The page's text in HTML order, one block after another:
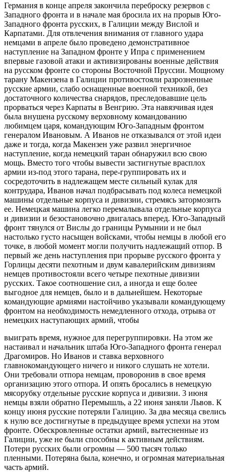
Германия в конце апреля закончила переброску резервов с
Западного фронта и в начале мая бросила их на прорыв Юго-
Западного фронта русских, в Галиции между Вислой и
Карпатами. Для отвлечения внимания от главного удара
немцами в апреле было проведено демонстративное
наступление на Западном фронте у Ипра с применением
впервые газовой атаки и активизированы военные действия
на русском фронте со стороны Восточной Пруссии. Мощному
тарану Макензена в Галиции противостояли разрозненные
русские армии, слабо оснащенные военной техникой, без
достаточного количества снарядов, преследовавшие цель
прорваться через Карпаты в Венгрию. Эта навязчивая идея
была внушена русскому верховному командованию
любимцем царя, командующим Юго-Западным фронтом
генералом Ивановым. А Иванов не отказывался от этой идеи
даже и тогда, когда Макензен уже развил энергичное
наступление, когда немецкий таран обнаружил всю свою
мощь. Вместо того чтобы вывести застигнутые врасплох
армии из-под этого тарана, пере-группировать их и
сосредоточить в надлежащем месте сильный кулак для
контрудара, Иванов начал подбрасывать под колеса немецкой
машины отдельные корпуса и дивизии, стремясь затормозить
ее. Немецкая машина легко перемалывала отдельные корпуса
и дивизии и безостановочно двигалась вперед. Юго-Западный
фронт тянулся от Вислы до границы Румынии и не был
настолько густо насыщен войсками, чтобы немцы в любой его
точке, в любой момент могли получить надлежащий отпор. В
первый же день наступления при прорыве русского фронта у
Горлицы десяти пехотным и двум кавалерийским дивизиям
немцев противостояли всего четыре пехотные дивизии
русских. Такое соотношение сил, а иногда и еще более
выгодное для немцев, было и в дальнейшем. Некоторые
командующие армиями настойчиво указывали командующему
фронтом на необходимость немедленного отхода, отрыва от
немецких наступающих армий, чтобы
выиграть время, нужное для перегруппировки. На этом же
настаивал и начальник штаба Юго-Западного фронта генерал
Драгомиров. Но Иванов и ставка верховного
главнокомандующего ничего и никого слушать не хотели.
Они требовали отпора немцам, проворонив в свое время
организацию этого отпора. И опять бросались в немецкую
мясорубку отдельные русские корпуса и дивизии. 3 июня
немцы взяли обратно Перемышль, а 22 июня заняли Львов. К
концу июня русские потеряли Галицию. За два месяца свелись
к нулю все достигнутые в предыдущее время успехи на этом
фронте. Обескровленные остатки армий, вытесненные из
Галиции, уже не были способны к активным действиям.
Потери русских были огромны — 500 тысяч только
пленными. Потеряна была, конечно, и огромная материальная
часть армий.